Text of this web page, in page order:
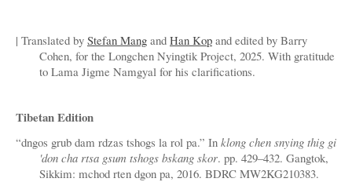
| Translated by Stefan Mang and Han Kop and edited by Barry
Cohen, for the Longchen Nyingtik Project, 2025. With gratitude
to Lama Jigme Namgyal for his clarifications.
Tibetan Edition
“dngos grub dam rdzas tshogs la rol pa.” In klong chen snying thig gi
'don cha rtsa gsum tshogs bskang skor. pp. 429–432. Gangtok,
Sikkim: mchod rten dgon pa, 2016. BDRC MW2KG210383.